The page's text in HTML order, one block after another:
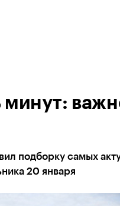
минут:
подборку самых
20 января